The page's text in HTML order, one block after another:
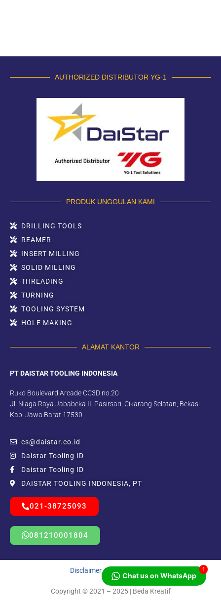
AUTHORIZED DISTRIBUTOR YG-1
PRODUK UNGGULAN KAMI
DRILLING TOOLS
REAMER
INSERT MILLING
SOLID MILLING
THREADING
TURNING
TOOLING SYSTEM
HOLE MAKING
ALAMAT KANTOR
PT DAISTAR TOOLING INDONESIA
Ruko Boulevard Arcade CC3D no.20
Jl. Niaga Raya Jababeka II, Pasirsari, Cikarang Selatan, Bekasi
Kab. Jawa Barat 17530
cs@daistar.co.id
Daistar Tooling ID
Daistar Tooling ID
DAISTAR TOOLING INDONESIA, PT
021-38725093
081210001804
Disclaimer| Privacy Policy
Copyright © 2021 – 2025 | Beda Kreatif
Chat us on WhatsApp
1